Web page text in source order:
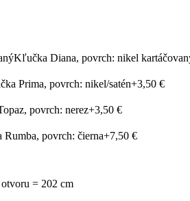
Kľučka Diana, povrch: nikel
Prima, povrch: nikel/satén+3,50 €
povrch: nerez+3,50 €
povrch: čierna+7,50 €
= 202 cm